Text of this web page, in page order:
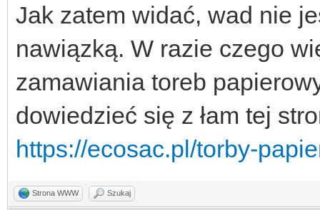
Jak zatem widać, wad nie
nawiązką. W razie czego
zamawiania toreb
dowiedzieć się z łam tej
https://ecosac.pl/torby-
Strona WWW Szukaj